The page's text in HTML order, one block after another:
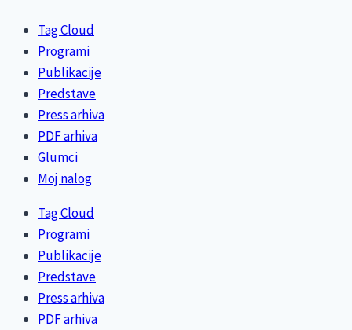
Tag Cloud
Programi
Publikacije
Predstave
Press arhiva
PDF arhiva
Glumci
Moj nalog
Tag Cloud
Programi
Publikacije
Predstave
Press arhiva
PDF arhiva